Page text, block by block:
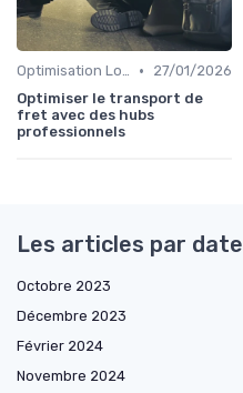
Optimisation Logistique •
27/01/2026
Optimiser le transport de
fret avec des hubs
professionnels
Les articles par date
Octobre 2023
Décembre 2023
Février 2024
Novembre 2024